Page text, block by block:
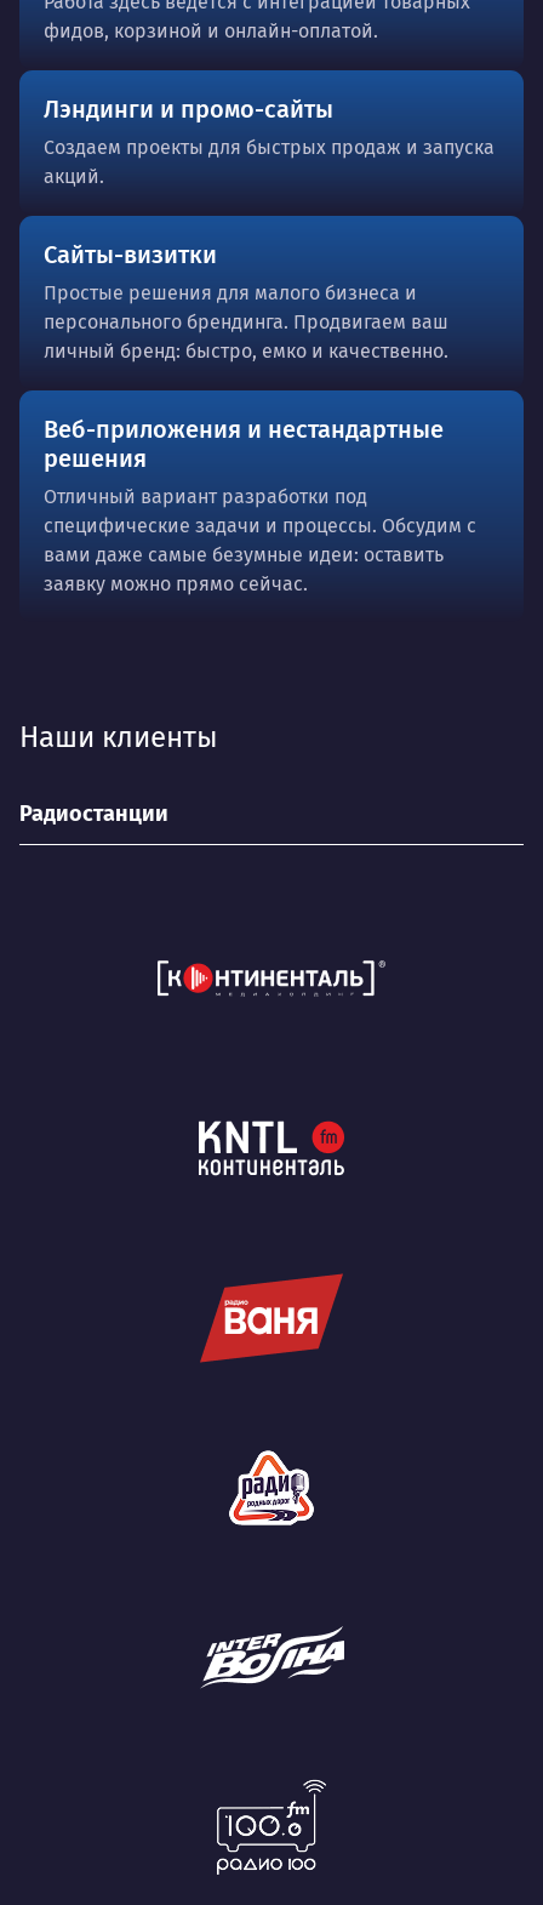
фидов, корзиной и онлайн-оплатой.
Лэндинги и промо-сайты
Создаем проекты для быстрых продаж и запуска
акций.
Сайты-визитки
Простые решения для малого бизнеса и
персонального брендинга. Продвигаем ваш
личный бренд: быстро, емко и качественно.
Веб-приложения и нестандартные
решения
Отличный вариант разработки под
специфические задачи и процессы. Обсудим с
вами даже самые безумные идеи: оставить
заявку можно прямо сейчас.
Наши клиенты
Радиостанции